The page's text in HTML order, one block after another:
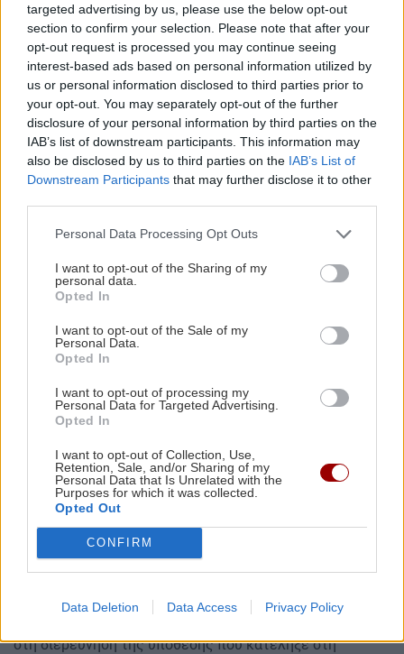
targeted advertising by us, please use the below opt-out
section to confirm your selection. Please note that after your
opt-out request is processed you may continue seeing
interest-based ads based on personal information utilized by
us or personal information disclosed to third parties prior to
your opt-out. You may separately opt-out of the further
disclosure of your personal information by third parties on the
IAB’s list of downstream participants. This information may
also be disclosed by us to third parties on the IAB’s List of
Downstream Participants that may further disclose it to other
Personal Data Processing Opt Outs
I want to opt-out of the Sharing of my
personal data.
Opted In
I want to opt-out of the Sale of my
Personal Data.
Opted In
I want to opt-out of processing my
Personal Data for Targeted Advertising.
Opted In
I want to opt-out of Collection, Use,
Retention, Sale, and/or Sharing of my
Personal Data that Is Unrelated with the
Purposes for which it was collected.
Opted Out
CONFIRM
Data Deletion Data Access Privacy Policy
Προϊστάμενη Γραφείου Ενημέρωσης Δημοσιογράφων
Κρήτης, Αστυνόμος Α’ Ελένη Παπαθανασίου:
«Καλό σας μεσημέρι.
Όπως σας προανέφερε ο κ. Γενικός, καταφέραμε, μετά
από συστηματική έρευνα της Υποδιεύθυνσης Ασφάλειας
Χανίων, να εξιχνιάσουμε την ανθρωποκτονία της
60χρονης υπηκόου Η.Π.Α.
Αναφορικά με το ιστορικό της υπόθεσης, απογευματινές
ώρες της 30ης Ιουνίου 2019, η θανούσα αφίχθη από
Ακαδημίας Κρήτης στο Κολυμβάρι Δήμου Πλατανιά
Χανίων, προκειμένου να συμμετέχει σε παγκόσμιο
διάστημα από 1 έως 5 Ιουλίου 2019, ενώ διέμενε στους
κοιτώνες φιλοξενίας της Ακαδημίας.
Στην Κρήτη βρισκόταν για τέταρτη φορά, συμμετέχοντας
σε παρόμοια συνέδρια, ενώ την 4η Ιουλίου επρόκειτο να
ερευνών της. Το μεσημέρι της 2ας Ιουλίου, αμέσως μετά
το γεύμα, μετέβη στο δωμάτιό της, φόρεσε αθλητική
περιβολή και βγήκε για το καθιερωμένο περπάτημα
της αντικείμενα στο δωμάτιο που διέμενε εντός του
χώρου της Ακαδημίας.
Μετά τη δήλωση της εξαφάνισης και τον εντοπισμό της
στη διερεύνηση της υπόθεσης που κατέληξε στη